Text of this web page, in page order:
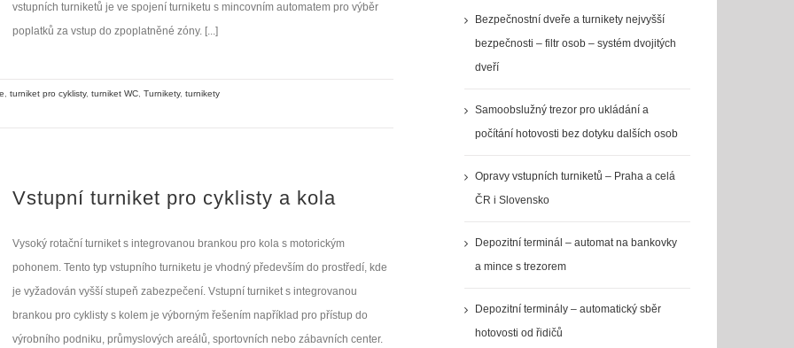
vstupních turniketů je ve spojení turniketu s mincovním automatem pro výběr
poplatků za vstup do zpoplatněné zóny. [...]
turniket pro cyklisty, turniket WC Turnikety, turnikety
Vstupní turniket pro cyklisty a kola
Vysoký rotační turniket s integrovanou brankou pro kola s motorickým
pohonem. Tento typ vstupního turniketu je vhodný především do prostředí, kde
je vyžadován vyšší stupeň zabezpečení. Vstupní turniket s integrovanou
brankou pro cyklisty s kolem je výborným řešením například pro přístup do
výrobního podniku, průmyslových areálů, sportovních nebo zábavních center.
Bezpečnostní dveře a turnikety nejvyšší
bezpečnosti – filtr osob – systém dvojitých
dveří
Samoobslužný trezor pro ukládání a
počítání hotovosti bez dotyku dalších osob
Opravy vstupních turniketů – Praha a celá
ČR i Slovensko
Depozitní terminál – automat na bankovky
a mince s trezorem
Depozitní terminály – automatický sběr
hotovosti od řidičů